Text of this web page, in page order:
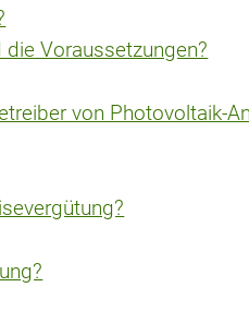
Voraussetzungen?
von Photovoltaik-